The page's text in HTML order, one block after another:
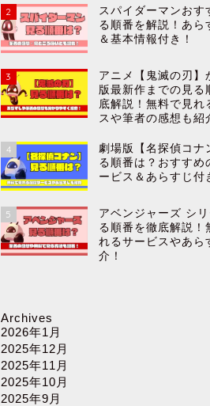
2
スパイダーマンおす
る順番を解説！あら
＆基本情報付き！
3
アニメ【鬼滅の刃】
版最新作までの見る
底解説！無料で見れ
スや筆者の感想も紹
4
劇場版【名探偵コナ
る順番は？おすすめ
ービス＆あらすじ付
5
アベンジャーズ シ
る順番を徹底解説！
れるサービスやあら
介！
Archives
2026年1月
2025年12月
2025年11月
2025年10月
2025年9月